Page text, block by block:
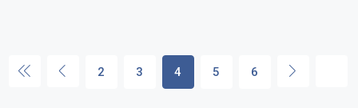
2 3 4 5 6